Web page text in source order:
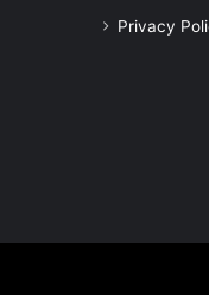
Privacy